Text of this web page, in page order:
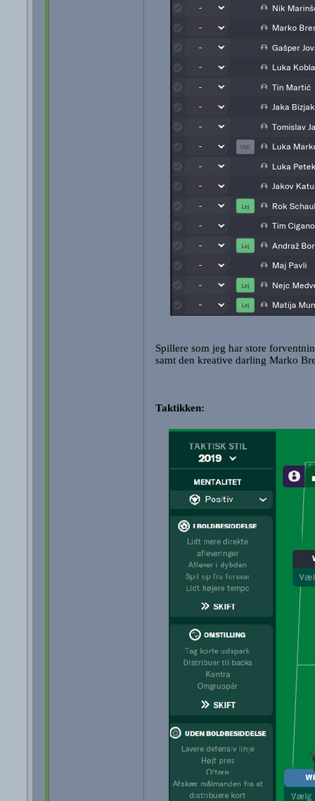
Spillere som jeg har store
samt den kreative darling Marko
Taktikken: